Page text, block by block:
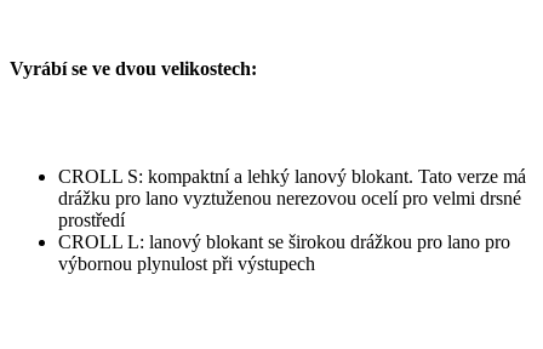
Vyrábí se ve dvou velikostech:
CROLL S: kompaktní a lehký lanový blokant. Tato verze má
drážku pro lano vyztuženou nerezovou ocelí pro velmi drsné
prostředí
CROLL L: lanový blokant se širokou drážkou pro lano pro
výbornou plynulost při výstupech